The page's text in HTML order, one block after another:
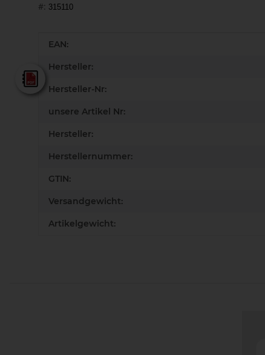
#: 315110
Produkteigenschaft
Wert
EAN:
Hersteller:
Hersteller-Nr:
unsere Artikel Nr:
Hersteller:
Herstellernummer:
GTIN:
Versandgewicht:
Artikelgewicht: